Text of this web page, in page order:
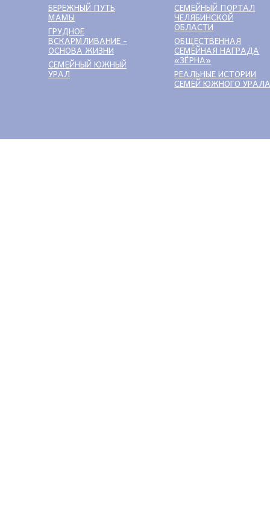
БЕРЕЖНЫЙ ПУТЬ
МАМЫ
ГРУДНОЕ
ВСКАРМЛИВАНИЕ -
ОСНОВА ЖИЗНИ
СЕМЕЙНЫЙ ЮЖНЫЙ
УРАЛ
СЕМЕЙНЫЙ ПОРТАЛ
ЧЕЛЯБИНСКОЙ
ОБЛАСТИ
ОБЩЕСТВЕННАЯ
СЕМЕЙНАЯ НАГРАДА
«ЗЁРНА»
РЕАЛЬНЫЕ ИСТОРИИ
СЕМЕЙ ЮЖНОГО